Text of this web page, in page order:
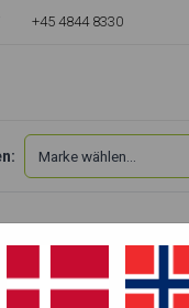
+45 4844 8330
N120-2